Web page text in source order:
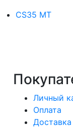
CS35 MT
Личный
Оплата
Доставка